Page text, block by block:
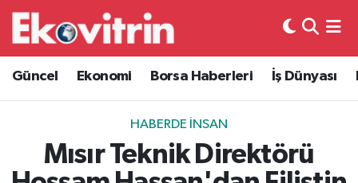
Güncel Ekonomi Borsa Haberleri İş Dünyası
HABERDE İNSAN
Mısır Teknik Direktörü
Güncel
Ekonomi
Borsa Haberleri
Hava Durumu
Trafik Durumu
Süper Lig Puan Durumu ve Fikstür